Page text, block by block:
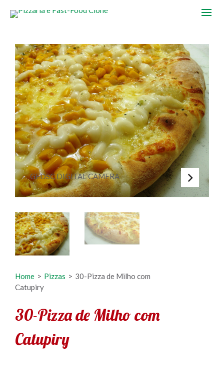
GEDSC DIGITAL CAMERA
Home > Pizzas > 30-Pizza de Milho com
Catupiry
30-Pizza de Milho com
Catupiry